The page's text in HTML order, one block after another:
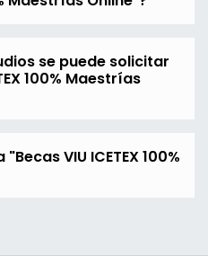
se puede solicitar
100% Maestrías
VIU ICETEX 100%